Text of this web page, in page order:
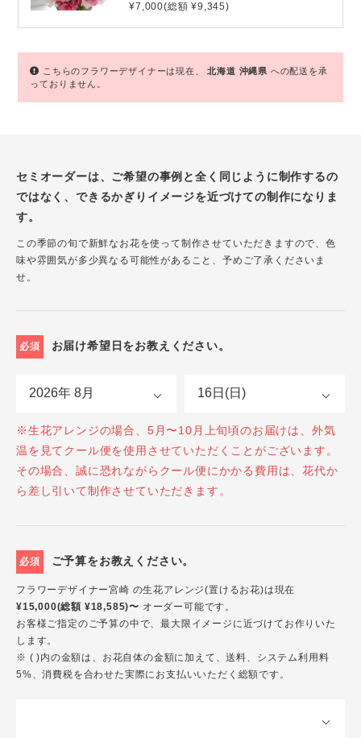
¥7,000(総額 ¥9,345)
こちらのフラワーデザイナーは現在、北海道 沖縄県 への配送を承
っておりません。
セミオーダーは、ご希望の事例と全く同じように制作するの
ではなく、できるかぎりイメージを近づけての制作になりま
す。
この季節の旬で新鮮なお花を使って制作させていただきますので、色
味や雰囲気が多少異なる可能性があること、予めご了承くださいま
せ。
必須 お届け希望日をお教えください。
※生花アレンジの場合、5月〜10月上旬頃のお届けは、外気
温を見てクール便を使用させていただくことがございます。
その場合、誠に恐れながらクール便にかかる費用は、花代か
ら差し引いて制作させていただきます。
必須 ご予算をお教えください。
フラワーデザイナー宮崎 の生花アレンジ(置けるお花)は現在
¥15,000(総額 ¥18,585)〜 オーダー可能です。
お客様ご指定のご予算の中で、最大限イメージに近づけてお作りいた
します。
※ ( )内の金額は、お花自体の金額に加えて、送料、システム利用料
5%、消費税を合わせた実際にお支払いいただく総額です。